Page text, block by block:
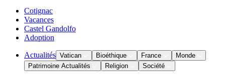
Cotignac
Vacances
Castel Gandolfo
Adoption
Actualités Vatican Bioéthique France
Monde
Patrimoine Actualités
Religion Société